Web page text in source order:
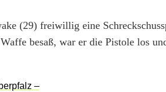
(29) freiwillig eine
besaß, war er die Pistole los